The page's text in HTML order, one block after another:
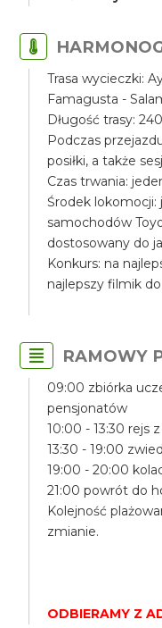
Trasa wycieczki:
Famagusta -
Długość trasy:
Podczas
posiłki, a także
Czas trwania:
Środek
samochodów
dostosowany do
Konkurs: na
najlepszy filmik
RAMOWY
09:00 zbiórka
pensjonatów
10:00 - 13:30 rejs
13:30 - 19:00
19:00 - 20:00
21:00 powrót do
Kolejność
zmianie.
ODBIERAMY Z